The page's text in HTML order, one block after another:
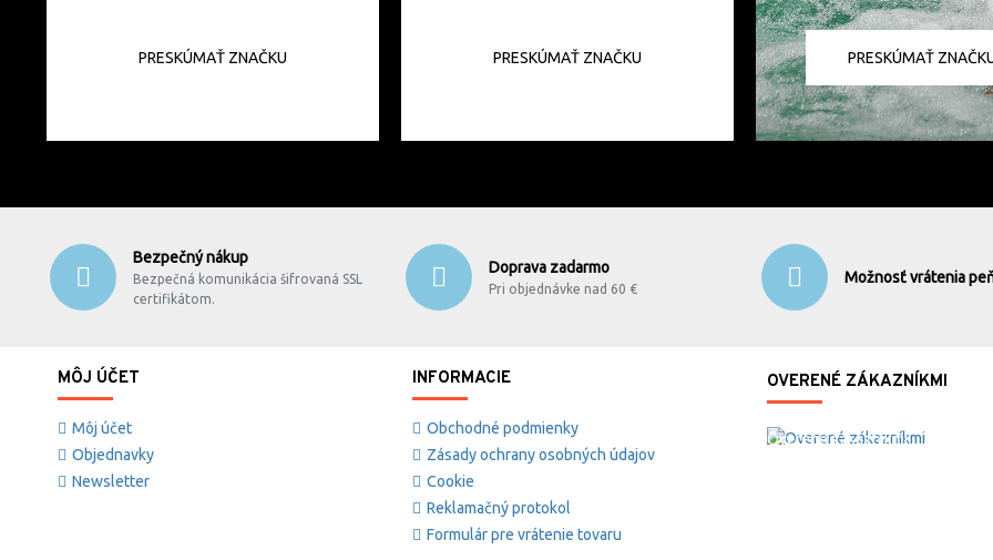
PRESKÚMAŤ ZNAČKU PRESKÚMAŤ ZNAČKU PRESKÚMAŤ
Bezpečný nákup
Bezpečná komunikácia šifrovaná SSL
certifikátom.
Doprava zadarmo
Pri objednávke nad 60 €
Možnosť vrátenia
MÔJ ÚČET
Môj účet
Objednavky
Newsletter
INFORMACIE
Obchodné podmienky
Zásady ochrany osobných údajov
Cookie
Reklamačný protokol
Formulár pre vrátenie tovaru
OVERENÉ ZÁKAZNÍKMI
Overené zákazníkmi